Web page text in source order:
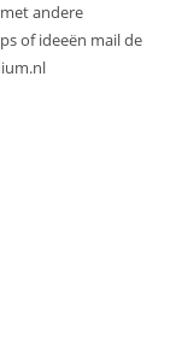
andere
of ideeën mail de